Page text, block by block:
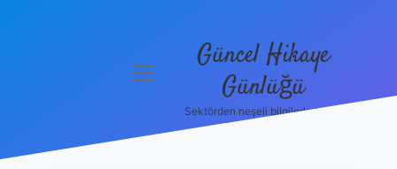
menüyü
Güncel Hikaye
Günlüğü
Sektörden neşeli bilgilerle tanış!